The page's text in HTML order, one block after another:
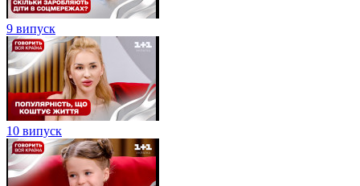
9 випуск
10 випуск